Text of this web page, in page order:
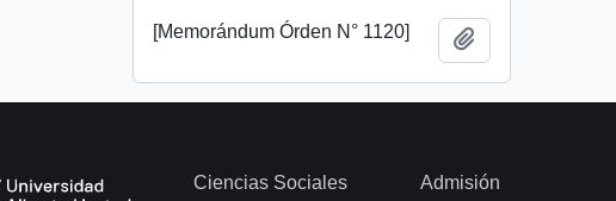
[Memorándum Órden N° 1120]
Ciencias Sociales Admisión